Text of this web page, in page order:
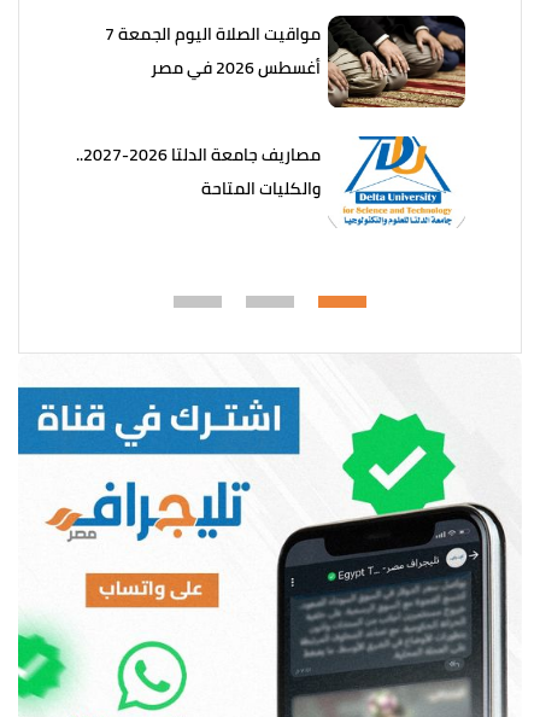
مواقيت الصلاة اليوم الجمعة 7
أغسطس 2026 في مصر
مصاريف جامعة الدلتا 2026-2027..
والكليات المتاحة